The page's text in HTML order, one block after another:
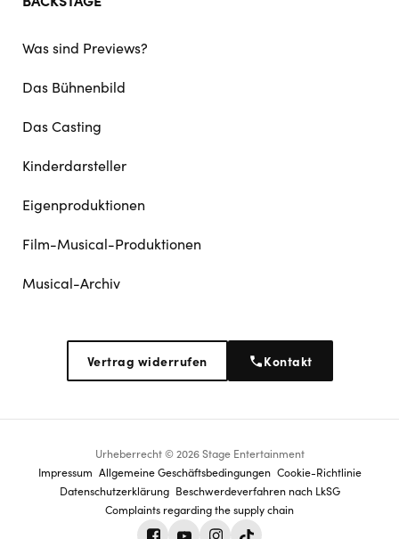
Was sind Previews?
Das Bühnenbild
Das Casting
Kinderdarsteller
Eigenproduktionen
Film-Musical-Produktionen
Musical-Archiv
Vertrag widerrufen Kontakt
Urheberrecht © 2026 Stage Entertainment
Footer
navigation
Impressum Allgemeine Geschäftsbedingungen Cookie-Richtlinie
Datenschutz­erklärung Beschwerdeverfahren nach LkSG
Complaints regarding the supply chain